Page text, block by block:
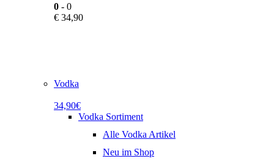
0 - 0
€ 34,90
Vodka
34,90€
Vodka Sortiment
Alle Vodka Artikel
Neu im Shop